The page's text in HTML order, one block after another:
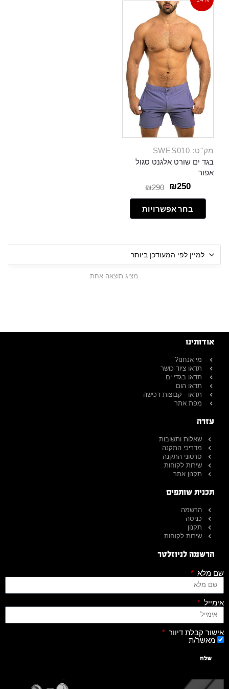
מק"ט: SWES010
בגד ים שורט אלגנט סגול
אפור
₪290 ₪250
בחר אפשרויות
מציג תוצאה אחת
אודותינו
מי אנחנו?
תדאו ציוד כושר
תדאו בגדי ים
תדאו הום
תדאו - קבוצות רכישה
מפת אתר
עזרה
שאלות ותשובות
מדריכי התקנה
סרטוני התקנה
שירות לקוחות
תקנון אתר
תכנית שותפים
הרשמה
כניסה
תקנון
שירות לקוחות
הרשמה לניוזלטר
שם מלא
אימייל
אישור קבלת דיוור
מאשר/ת
שלח